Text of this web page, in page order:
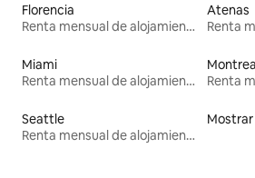
Florencia
Renta mensual de alojamientos
Atenas
Miami
Renta mensual de alojamientos
Seattle
Renta mensual de alojamientos